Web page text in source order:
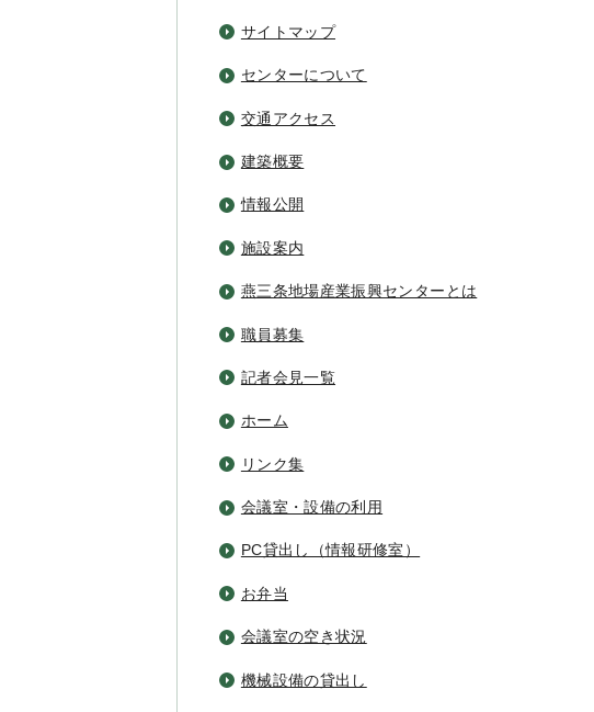
サイトマップ
センターについて
交通アクセス
建築概要
情報公開
施設案内
燕三条地場産業振興センターとは
職員募集
記者会見一覧
ホーム
リンク集
会議室・設備の利用
PC貸出し（情報研修室）
お弁当
会議室の空き状況
機械設備の貸出し